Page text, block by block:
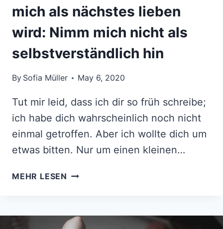
mich als nächstes lieben
wird: Nimm mich nicht als
selbstverständlich hin
By Sofia Müller May 6, 2020
Tut mir leid, dass ich dir so früh schreibe;
ich habe dich wahrscheinlich noch nicht
einmal getroffen. Aber ich wollte dich um
etwas bitten. Nur um einen kleinen…
MEHR LESEN EIN
MANN,